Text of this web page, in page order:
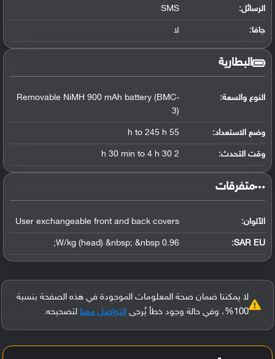
الرسائل: SMS
جافا: لا
البطارية
النوع والسعة:
Removable NiMH 900 mAh battery (BMC-
3)
وضع الاستعداد: 55 h to 245 h
وقت التحدث: 2 h 30 min to 4 h 30
‏متفرقات‏
الألوان: User exchangeable front and back covers
SAR EU:
0.96 W/kg (head) &nbsp; &nbsp;
لا يمكننا ضمان صحة المعلومات الموجودة في هذه الصفحة بنسبة
100%، وفي حالة وجود خطأ يُرجى
التواصل معنا لتصحيحه.